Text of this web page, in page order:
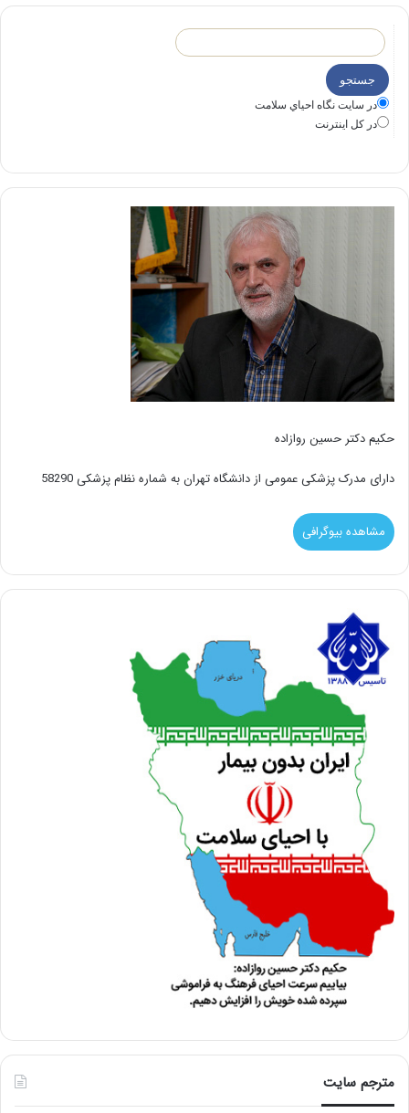
در سايت نگاه احياي سلامت
در كل اينترنت
حکیم دکتر حسین روازاده
دارای مدرک پزشکی عمومی از دانشگاه تهران به شماره نظام پزشکی 58290
مشاهده بیوگرافی
مترجم سایت